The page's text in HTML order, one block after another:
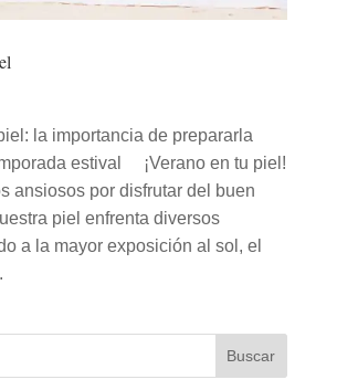
la importancia de prepararla
estival ¡Verano en tu piel!
ansiosos por disfrutar del buen
piel enfrenta diversos
a la mayor exposición al sol, el